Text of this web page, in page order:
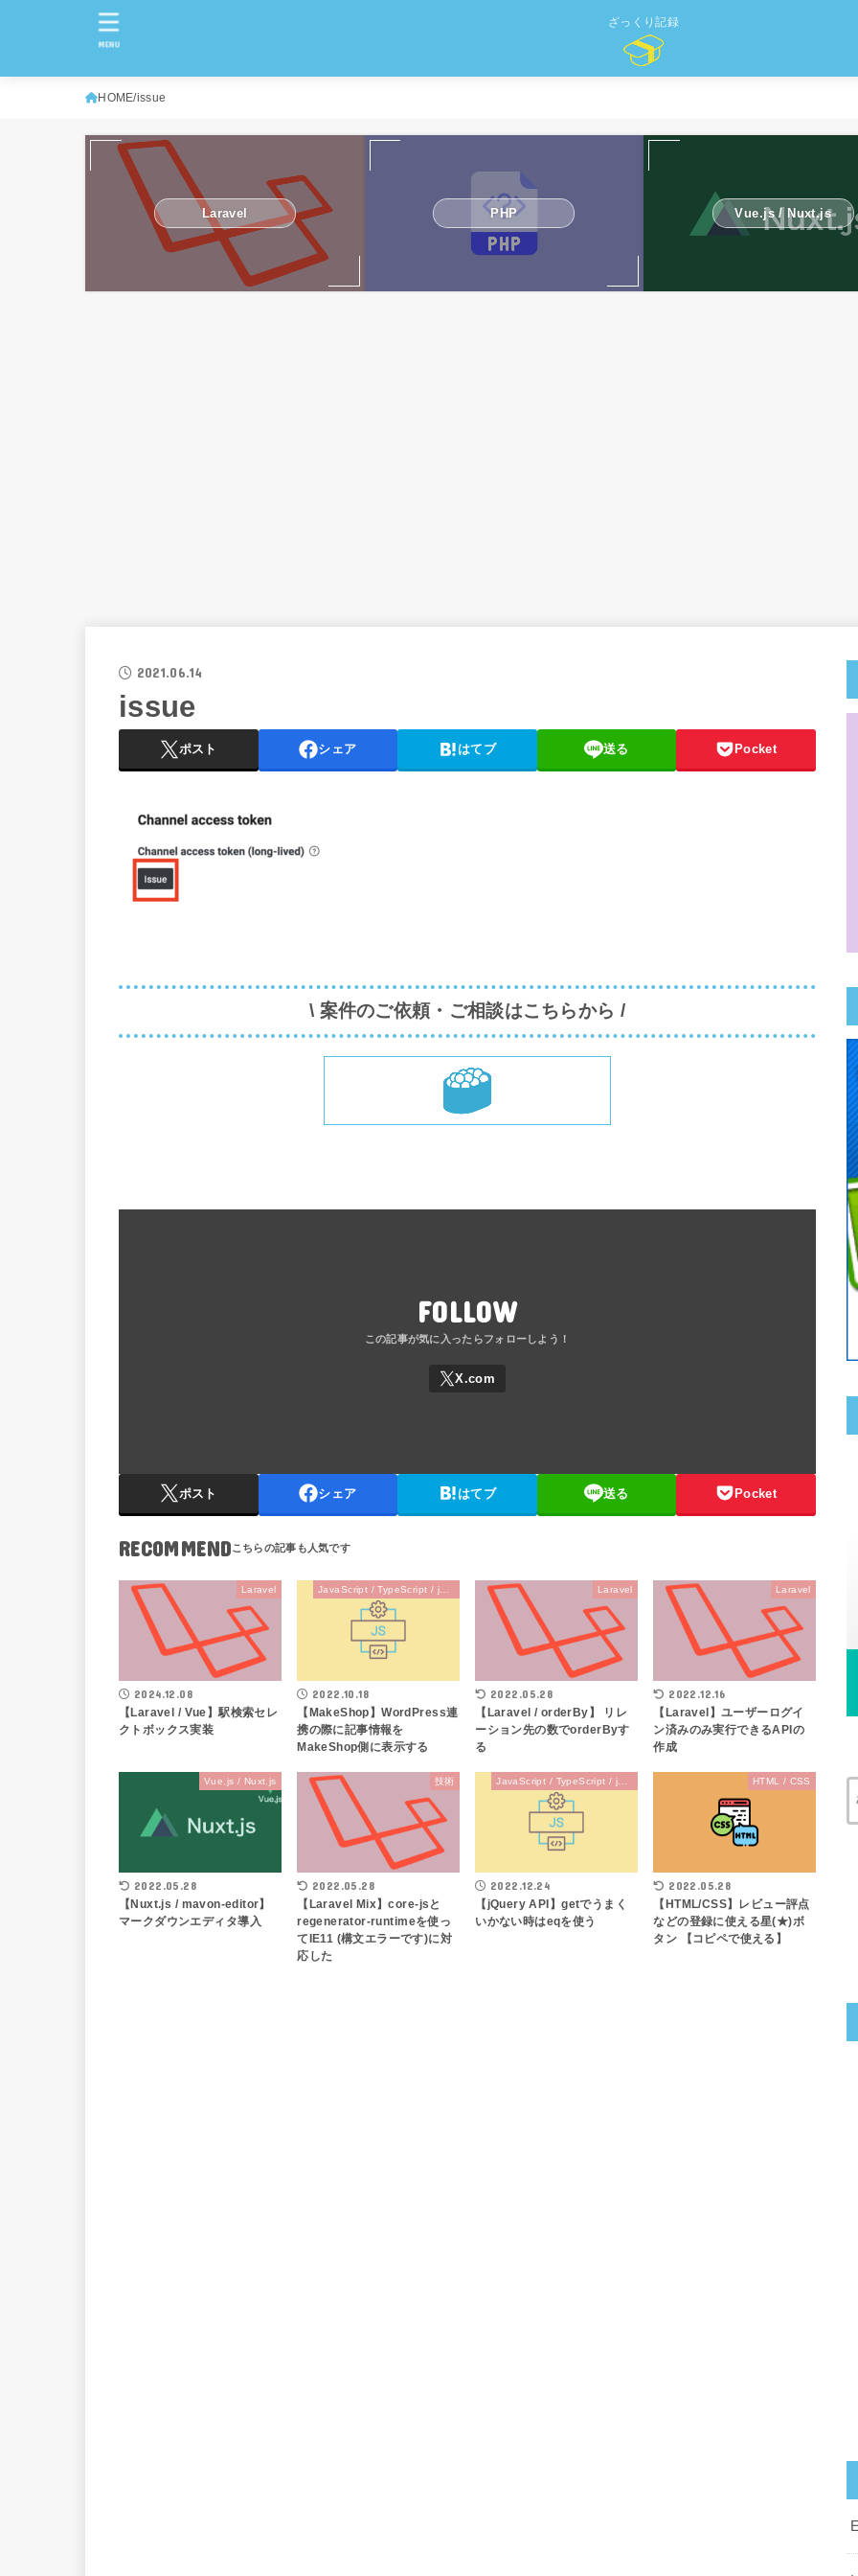
ざっくり記録
MENU
HOME issue
Laravel PHP Vue.js / Nuxt.js
2021.06.14
issue
ポスト シェア はてブ 送る Pocket
\ 案件のご依頼・ご相談はこちらから /
FOLLOW
ポスト シェア はてブ 送る Pocket
RECOMMEND
Laravel
2024.12.08
【Laravel / Vue】駅検索セレ
クトボックス実装
JavaScript / TypeScript / jQuery
2022.10.18
【MakeShop】WordPress連
携の際に記事情報を
MakeShop側に表示する
Laravel
2022.05.28
【Laravel / orderBy】 リレ
ーション先の数でorderByす
る
Laravel
2022.12.16
【Laravel】ユーザーログイ
ン済みのみ実行できるAPIの
作成
Vue.js / Nuxt.js
2022.05.28
【Nuxt.js / mavon-editor】
マークダウンエディタ導入
技術
2022.05.28
【Laravel Mix】core-jsと
regenerator-runtimeを使っ
てIE11 (構文エラーです)に対
応した
2022.12.24
【jQuery API】getでうまく
いかない時はeqを使う
HTML / CSS
2022.05.28
【HTML/CSS】レビュー評点
などの登録に使える星(★)ボ
タン 【コピペで使える】